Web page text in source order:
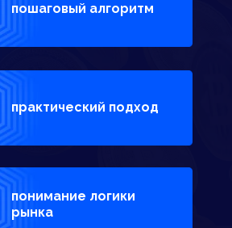
понимание логики
рынка
пошаговый алгоритм
практический подход